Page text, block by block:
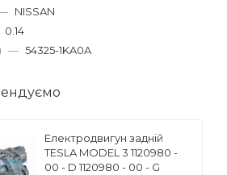
NISSAN
0.14
— 54325-1KA0A
Електродвигун задній
TESLA MODEL 3 1120980 -
00 - D 1120980 - 00 - G